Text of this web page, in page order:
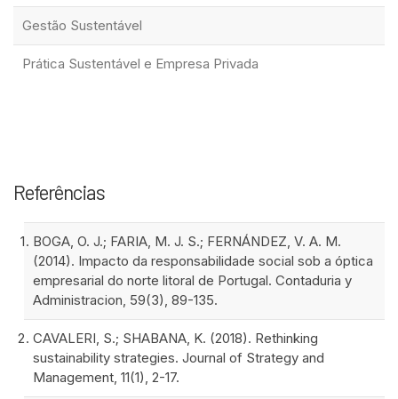
Gestão Sustentável
Prática Sustentável e Empresa Privada
Referências
BOGA, O. J.; FARIA, M. J. S.; FERNÁNDEZ, V. A. M.
(2014). Impacto da responsabilidade social sob a óptica
empresarial do norte litoral de Portugal. Contaduria y
Administracion, 59(3), 89-135.
CAVALERI, S.; SHABANA, K. (2018). Rethinking
sustainability strategies. Journal of Strategy and
Management, 11(1), 2-17.